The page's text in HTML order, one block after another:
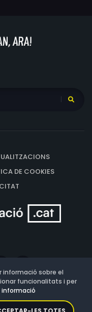
DE COOKIES
informació sobre el
funcionalitats i per
informació